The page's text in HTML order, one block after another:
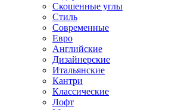
Скошенные углы
Стиль
Современные
Евро
Английские
Дизайнерские
Итальянские
Кантри
Классические
Лофт